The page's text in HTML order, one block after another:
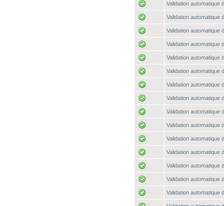
Validation automatique
Validation automatique
Validation automatique
Validation automatique
Validation automatique
Validation automatique
Validation automatique
Validation automatique
Validation automatique
Validation automatique
Validation automatique
Validation automatique
Validation automatique
Validation automatique
Validation automatique